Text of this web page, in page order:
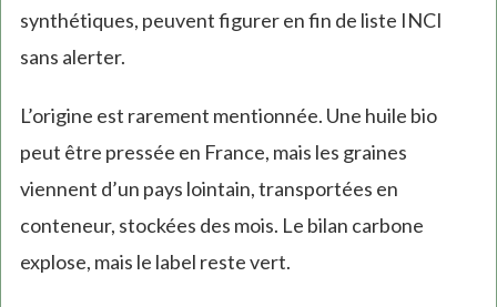
synthétiques, peuvent figurer en fin de liste INCI
sans alerter.
L’origine est rarement mentionnée. Une huile bio
peut être pressée en France, mais les graines
viennent d’un pays lointain, transportées en
conteneur, stockées des mois. Le bilan carbone
explose, mais le label reste vert.